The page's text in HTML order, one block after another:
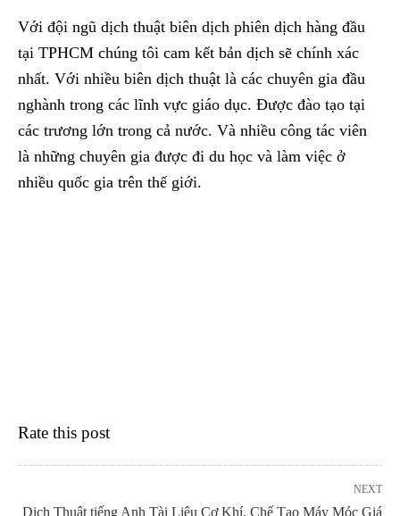
Với đội ngũ dịch thuật biên dịch phiên dịch hàng đầu
tại TPHCM chúng tôi cam kết bản dịch sẽ chính xác
nhất. Với nhiều biên dịch thuật là các chuyên gia đầu
nghành trong các lĩnh vực giáo dục. Được đào tạo tại
các trương lớn trong cả nước. Và nhiều công tác viên
là những chuyên gia được đi du học và làm việc ở
nhiều quốc gia trên thế giới.
Rate this post
NEXT
Dịch Thuật tiếng Anh Tài Liệu Cơ Khí, Chế Tạo Máy Móc Giá